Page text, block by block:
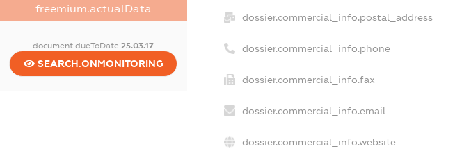
freemium.actualData
document.dueToDate25.03.17
SEARCH.ONMONITORING
dossier.commercial_info.postal_address
dossier.commercial_info.phone
dossier.commercial_info.fax
dossier.commercial_info.email
dossier.commercial_info.website